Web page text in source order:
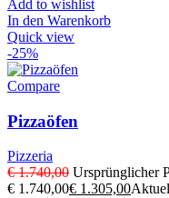
Add to wishlist
In den Warenkorb
Quick view
-25%
Compare
Pizzaöfen
Pizzeria
€1.740,00 Ursprünglicher
€ 1.740,00€ 1.305,00